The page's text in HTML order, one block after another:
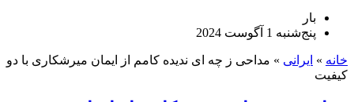
بار
پنج‌شنبه 1 آگوست 2024
خانه » ایرانی » مداحی ز چه ای ندیده کامم از ایمان میرشکاری با دو
کیفیت